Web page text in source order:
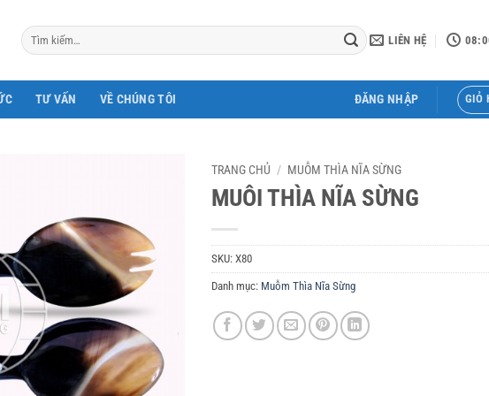
Tìm
kiếm:
LIÊN HỆ
TƯ VẤN VỀ CHÚNG TÔI ĐĂNG NHẬP GIỎ
TRANG CHỦ / MUỖM THÌA NĨA SỪNG
MUÔI THÌA NĨA SỪNG
SKU: X80
Danh mục: Muỗm Thìa Nĩa Sừng